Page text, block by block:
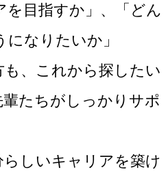
を目指すか」、「どん
なりたいか」
、これから探したい
たちがしっかりサポ
しいキャリアを築け